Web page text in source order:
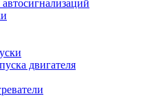
двигателя